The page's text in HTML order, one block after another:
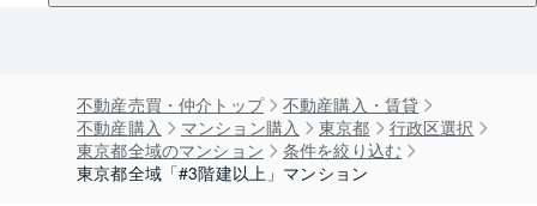
不動産売買・仲介トップ
不動産購入・賃貸
不動産購入
マンション購入 東京都
行政区選択
東京都全域のマンション
条件を絞り込む
東京都全域「#3階建以上」マンション